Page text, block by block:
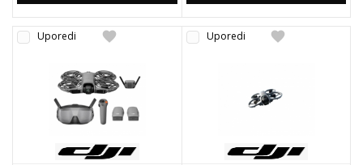
favorite
Uporedi favorite
Uporedi